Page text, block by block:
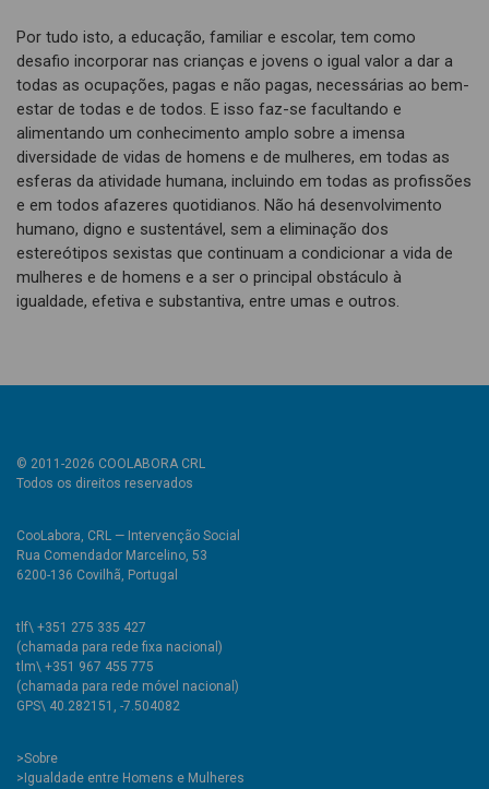
Por tudo isto, a educação, familiar e escolar, tem como
desafio incorporar nas crianças e jovens o igual valor a dar a
todas as ocupações, pagas e não pagas, necessárias ao bem-
estar de todas e de todos. E isso faz-se facultando e
alimentando um conhecimento amplo sobre a imensa
diversidade de vidas de homens e de mulheres, em todas as
esferas da atividade humana, incluindo em todas as profissões
e em todos afazeres quotidianos. Não há desenvolvimento
humano, digno e sustentável, sem a eliminação dos
estereótipos sexistas que continuam a condicionar a vida de
mulheres e de homens e a ser o principal obstáculo à
igualdade, efetiva e substantiva, entre umas e outros.
© 2011-2026 COOLABORA CRL
Todos os direitos reservados
CooLabora, CRL — Intervenção Social
Rua Comendador Marcelino, 53
6200-136 Covilhã, Portugal
tlf\ +351 275 335 427
(chamada para rede fixa nacional)
tlm\ +351 967 455 775
(chamada para rede móvel nacional)
GPS\ 40.282151, -7.504082
>Sobre
>Igualdade entre Homens e Mulheres